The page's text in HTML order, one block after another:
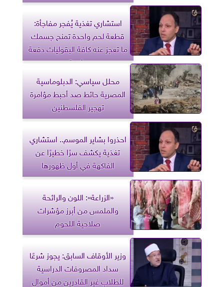
استشاري تغذية يُفجر مفاجأة:
قطعة لحم واحدة تمنح جسمك
ما تعجز عنه كافة البقوليات دفعة
واحدة
محلل سياسي: الدبلوماسية
المصرية حائط صد أحبط مؤامرة
تهجير الفلسطنين
احذروا بشاير الموسم.. استشاري
تغذية يكشف سرًا خطيرًا عن
الفاكهة في أول ظهورها
«الزراعة»: اللون والرائحة
والملمس من أبرز مؤشرات
صلاحية اللحوم
وزير الأوقاف السابق: يجوز شرعًا
سداد المصروفات الدراسية
للطلاب غير القادرين من أموال